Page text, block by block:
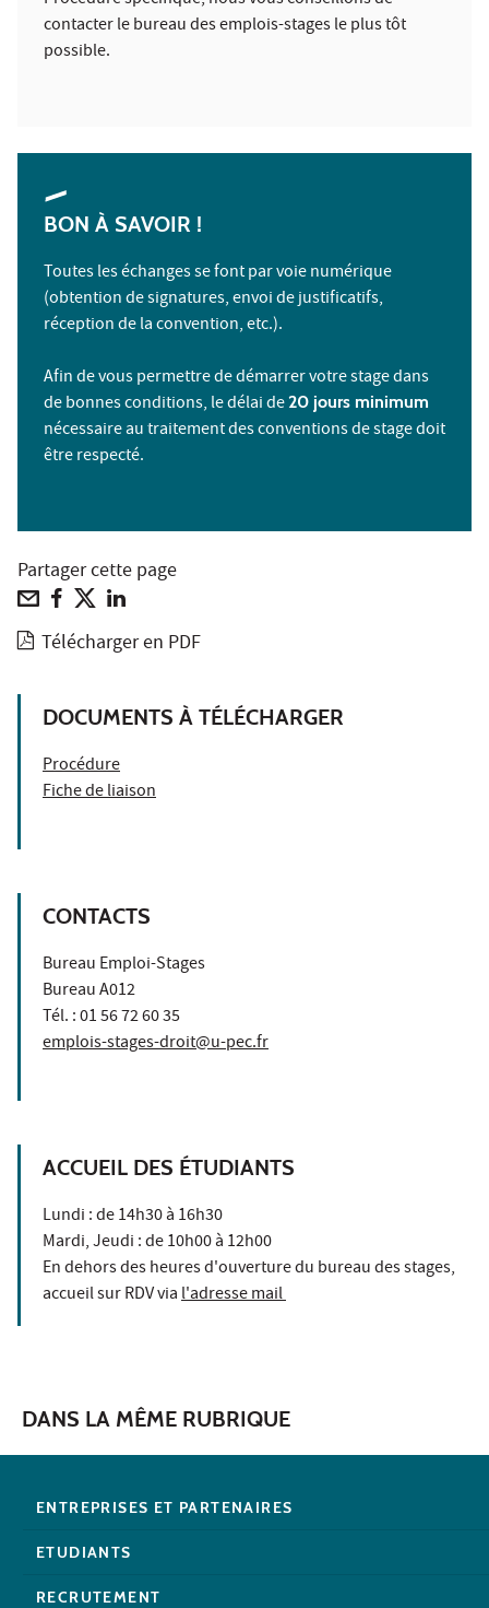
contacter le bureau des emplois-stages le plus tôt
possible.
BON À SAVOIR !
Toutes les échanges se font par voie numérique
(obtention de signatures, envoi de justificatifs,
réception de la convention, etc.).
Afin de vous permettre de démarrer votre stage dans
de bonnes conditions, le délai de20 jours minimum
nécessaire au traitement des conventions de stage doit
être respecté.
Partager cette page
Télécharger en PDF
DOCUMENTS À TÉLÉCHARGER
Procédure
Fiche de liaison
CONTACTS
Bureau Emploi-Stages
Bureau A012
Tél. : 01 56 72 60 35
emplois-stages-droit@u-pec.fr
ACCUEIL DES ÉTUDIANTS
Lundi : de 14h30 à 16h30
Mardi, Jeudi : de 10h00 à 12h00
En dehors des heures d'ouverture du bureau des stages,
accueil sur RDV vial'adresse mail
DANS LA MÊME RUBRIQUE
ENTREPRISES ET PARTENAIRES
ETUDIANTS
RECRUTEMENT